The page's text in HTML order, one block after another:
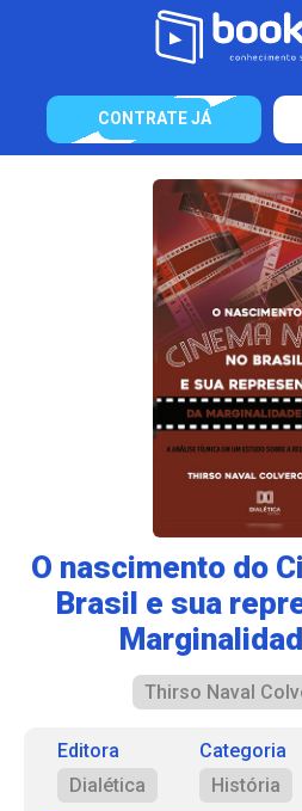
CONTRATE JÁ
O nascimento do
Brasil e sua
Thirso Naval
Editora
Dialética
Categoria
História